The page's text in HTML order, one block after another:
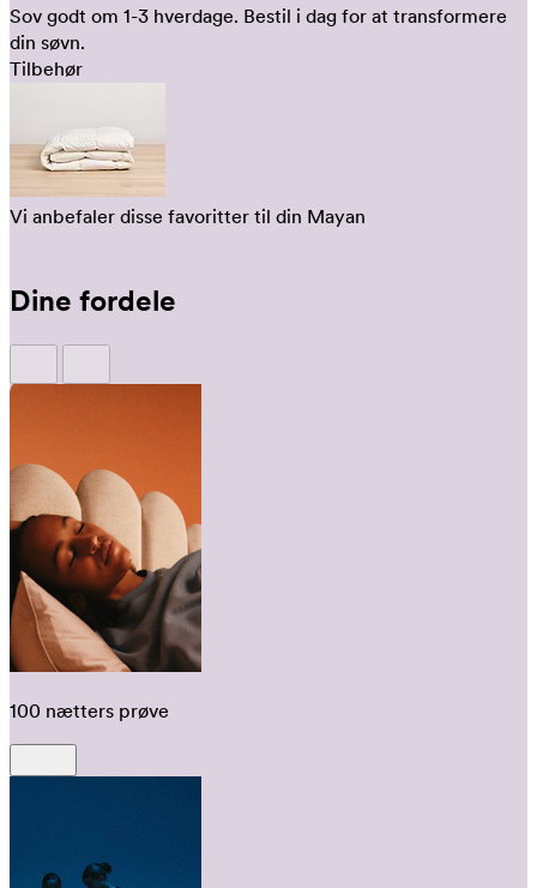
Sov godt om 1-3 hverdage. Bestil i dag for at transformere
din søvn.
Tilbehør
Vi anbefaler disse favoritter til din Mayan
Dine fordele
100 nætters prøve